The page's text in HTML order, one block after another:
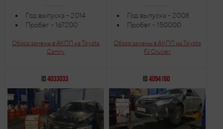
Год выпуска - 2014
Пробег - 167200
Обзор замены в АКПП на Toyota
Camry
Год выпуска - 2008
Пробег - 150000
Обзор замены в АКПП на Toyota
FJ Cruiser
ID4033033 ID4094160